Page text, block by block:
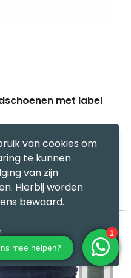
met label
van cookies om
te kunnen
van zijn
Hierbij worden
bewaard.